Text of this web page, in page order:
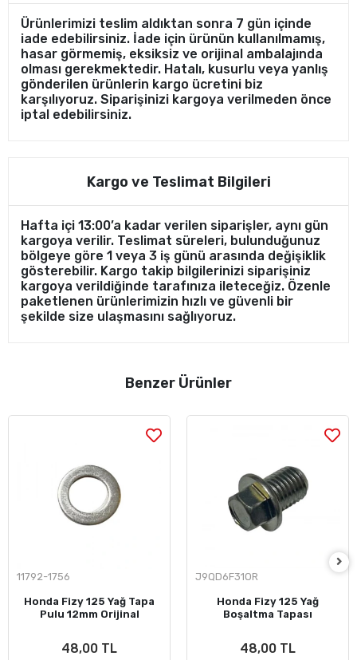
Ürünlerimizi teslim aldıktan sonra 7 gün içinde
iade edebilirsiniz. İade için ürünün kullanılmamış,
hasar görmemiş, eksiksiz ve orijinal ambalajında
olması gerekmektedir. Hatalı, kusurlu veya yanlış
gönderilen ürünlerin kargo ücretini biz
karşılıyoruz. Siparişinizi kargoya verilmeden önce
iptal edebilirsiniz.
Kargo ve Teslimat Bilgileri
Hafta içi 13:00’a kadar verilen siparişler, aynı gün
kargoya verilir. Teslimat süreleri, bulunduğunuz
bölgeye göre 1 veya 3 iş günü arasında değişiklik
gösterebilir. Kargo takip bilgilerinizi siparişiniz
kargoya verildiğinde tarafınıza ileteceğiz. Özenle
paketlenen ürünlerimizin hızlı ve güvenli bir
şekilde size ulaşmasını sağlıyoruz.
Benzer Ürünler
11792-1756
Honda Fizy 125 Yağ Tapa
Pulu 12mm Orijinal
48,00 TL
J9QD6F31OR
Honda Fizy 125 Yağ
Boşaltma Tapası
48,00 TL